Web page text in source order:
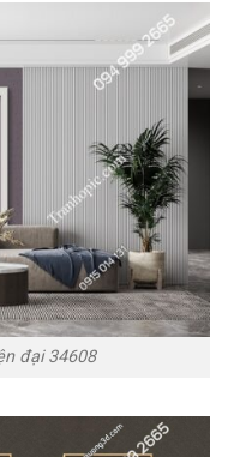
đại 34608